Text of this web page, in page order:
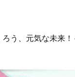
う、元気な未来